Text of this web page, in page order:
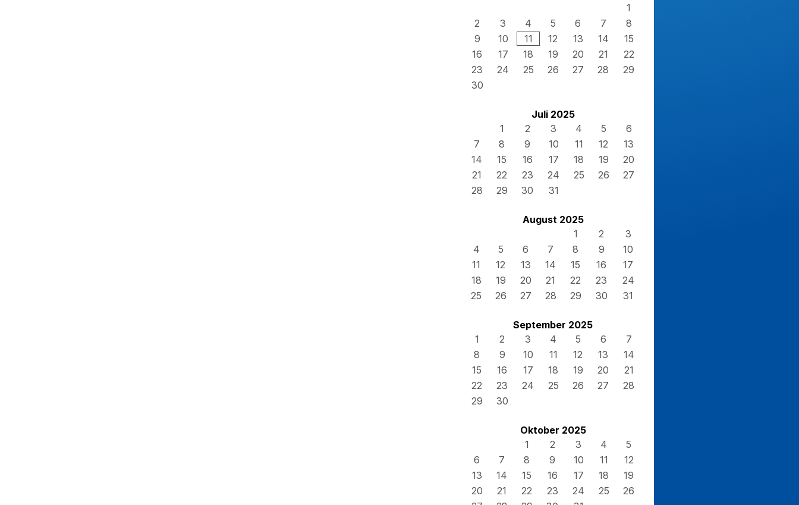
1
2
3 4 5 6 7
8
9
10 11 12 13 14
15
16
17 18 19 20 21
22
23
24 25 26 27 28
29
30
Juli 2025
1
2 3 4 5
6
7
8 9 10 11 12
13
14
15 16 17 18 19
20
21
22 23 24 25 26
27
28
29 30 31
August 2025
1
2
3
4
5 6 7 8 9
10
11
12 13 14 15 16
17
18
19 20 21 22 23
24
25
26 27 28 29 30 31
September 2025
1
2 3 4 5 6
7
8
9 10 11 12 13
14
15
16 17 18 19 20
21
22
23 24 25 26 27
28
29
30
Oktober 2025
1
2 3 4
5
6
7 8 9 10 11
12
13
14 15 16 17 18
19
20
21 22 23 24 25
26